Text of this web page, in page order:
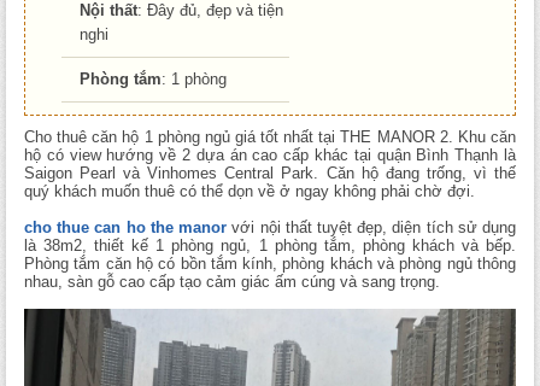
Nội thất: Đây đủ, đẹp và tiện
nghi
Phòng tắm: 1 phòng
Cho thuê căn hộ 1 phòng ngủ giá tốt nhất tại THE MANOR 2. Khu căn
hộ có view hướng về 2 dựa án cao cấp khác tại quận Bình Thạnh là
Saigon Pearl và Vinhomes Central Park. Căn hộ đang trống, vì thế
quý khách muốn thuê có thể dọn về ở ngay không phải chờ đợi.
cho thue can ho the manor với nội thất tuyệt đẹp, diện tích sử dụng
là 38m2, thiết kế 1 phòng ngủ, 1 phòng tắm, phòng khách và bếp.
Phòng tắm căn hộ có bồn tắm kính, phòng khách và phòng ngủ thông
nhau, sàn gỗ cao cấp tạo cảm giác ấm cúng và sang trọng.